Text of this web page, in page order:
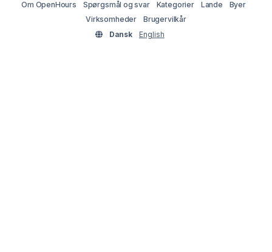
Om OpenHours
Spørgsmål og svar Kategorier Lande
Byer
Virksomheder
Brugervilkår
Dansk
English